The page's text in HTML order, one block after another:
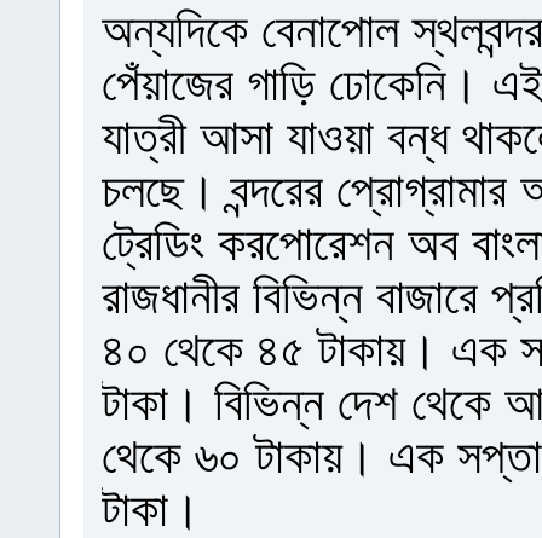
অন্যদিকে বেনাপোল
পেঁয়াজের গাড়ি ঢোকেনি।
যাত্রী আসা যাওয়া বন্ধ
চলছে। বন্দরের
ট্রেডিং করপোরেশন অব
রাজধানীর বিভিন্ন বাজারে
৪০ থেকে ৪৫ টাকায়। এক
টাকা। বিভিন্ন দেশ থেকে
থেকে ৬০ টাকায়। এক
টাকা।